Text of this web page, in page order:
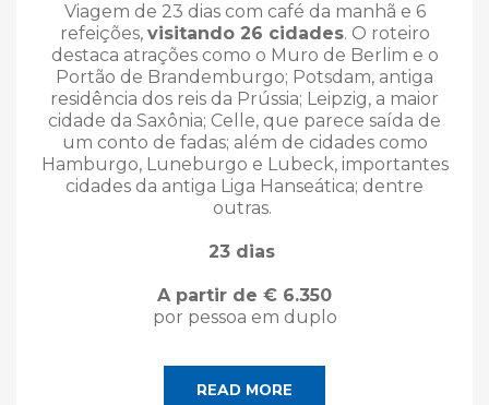
Viagem de 23 dias com café da manhã e 6
refeições, visitando 26 cidades. O roteiro
destaca atrações como o Muro de Berlim e o
Portão de Brandemburgo; Potsdam, antiga
residência dos reis da Prússia; Leipzig, a maior
cidade da Saxônia; Celle, que parece saída de
um conto de fadas; além de cidades como
Hamburgo, Luneburgo e Lubeck, importantes
cidades da antiga Liga Hanseática; dentre
outras.
23 dias
A partir de € 6.350
por pessoa em duplo
READ MORE